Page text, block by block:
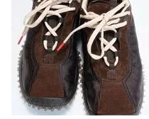
В 2025 году мировое
практически не
незначительный рост
данные опубликованы в
«Всемирный ежегодник